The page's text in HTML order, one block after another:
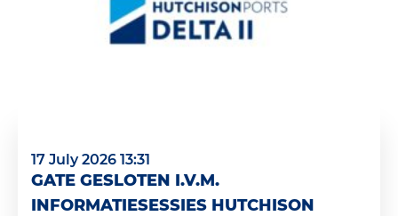
17 July 2026 13:31
GATE GESLOTEN I.V.M.
INFORMATIESESSIES HUTCHISON